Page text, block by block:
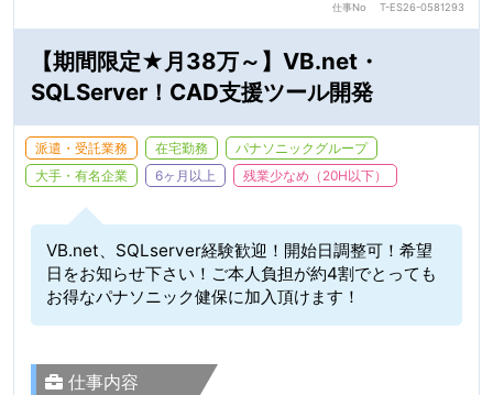
仕事No T-ES26-0581293
【期間限定★月38万～】VB.net・
SQLServer！CAD支援ツール開発
派遣・受託業務 在宅勤務
パナソニックグループ
大手・有名企業
6ヶ月以上 残業少なめ（20H以下）
VB.net、SQLserver経験歓迎！開始日調整可！希望
日をお知らせ下さい！ご本人負担が約4割でとっても
お得なパナソニック健保に加入頂けます！
仕事内容